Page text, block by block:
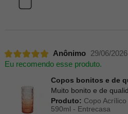
Anônimo
29/06/2026
Eu recomendo esse produto.
Copos bonitos e de
Muito bonito e de
Produto: Copo
590ml - Entrecasa